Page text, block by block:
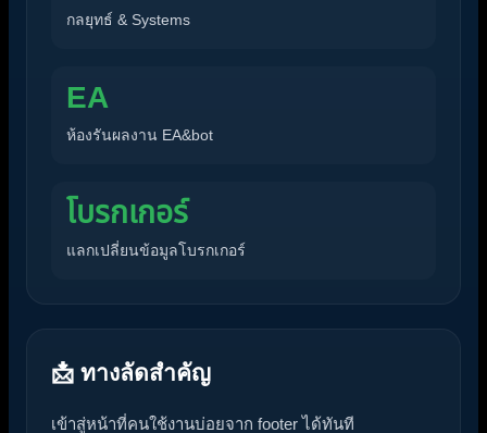
กลยุทธ์ & Systems
EA
ห้องรันผลงาน EA&bot
โบรกเกอร์
แลกเปลี่ยนข้อมูลโบรกเกอร์
📩 ทางลัดสำคัญ
เข้าสู่หน้าที่คนใช้งานบ่อยจาก footer ได้ทันที